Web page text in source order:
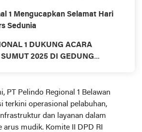
Regioanal 1
1 Mengucapkan Selamat Hari
Sedunia
1 DUKUNG ACARA
2025 DI GEDUNG
PT Pelindo Regional 1 Belawan
terkini operasional pelabuhan,
dan layanan dalam
arus mudik. Komite II DPD RI